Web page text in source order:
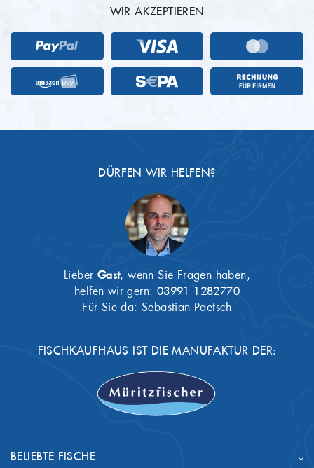
WIR AKZEPTIEREN
DÜRFEN WIR HELFEN?
Lieber Gast, wenn Sie Fragen haben,
helfen wir gern: 03991 1282770
Für Sie da: Sebastian Paetsch
FISCHKAUFHAUS IST DIE MANUFAKTUR DER:
BELIEBTE FISCHE